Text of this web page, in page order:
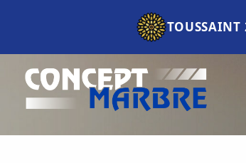
TOUSSAINT